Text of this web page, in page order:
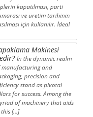
kapatılması, parti
ve üretim tarihinin
için kullanılır. İdeal
Makinesi
In the dynamic realm
manufacturing and
precision and
stand as pivotal
for success. Among the
of machinery that aids
[…]